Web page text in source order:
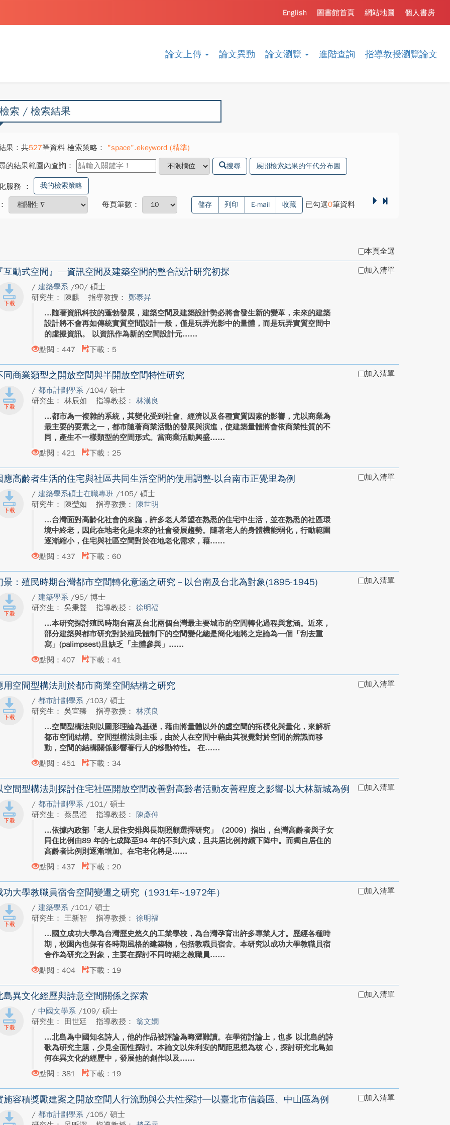
論文上傳 論文異動 論文瀏覽 進階查詢 指導教授瀏覽論文
個人書房
網站地圖
圖書館首頁
English
索 / 檢索結果
果：共527筆資料 檢索策略：
"space".ekeyword (精準)
的結果範圍內查詢：
搜尋 展開檢索結果的年代分布圖
服務 ： 我的檢索策略
每頁筆數： 儲存 列印 E-mail 收藏 已勾選0筆資料
本頁全選
互動式空間』—資訊空間及建築空間的整合設計研究初探
/建築學系 /90/ 碩士
研究生： 陳麒
指導教授：鄭泰昇
隨著資訊科技的蓬勃發展，建築空間及建築設計勢必將會發生新的變革，未來的建築
設計將不會再如傳統實質空間設計一般，僅是玩弄光影中的量體，而是玩弄實質空間中
的虛擬資訊。 以資訊作為新的空間設計元...
點閱：447
下載：5
加入清單
同商業類型之開放空間與半開放空間特性研究
/都市計劃學系 /104/ 碩士
研究生： 林辰如
指導教授：林漢良
都市為一複雜的系統，其變化受到社會、經濟以及各種實質因素的影響，尤以商業為
最主要的要素之一，都市隨著商業活動的發展與演進，使建築量體將會依商業性質的不
同，產生不一樣類型的空間形式。當商業活動興盛...
點閱：421
下載：25
加入清單
應高齡者生活的住宅與社區共同生活空間的使用調整-以台南市正覺里為例
/建築學系碩士在職專班 /105/ 碩士
研究生： 陳瑩如
指導教授： 陳世明
台灣面對高齡化社會的來臨，許多老人希望在熟悉的住宅中生活，並在熟悉的社區環
境中終老，因此在地老化是未來的社會發展趨勢。隨著老人的身體機能弱化，行動範圍
逐漸縮小，住宅與社區空間對於在地老化需求，藉...
點閱：437
下載：60
加入清單
景：殖民時期台灣都市空間轉化意涵之研究－以台南及台北為對象(1895-1945)
/建築學系 /95/ 博士
研究生： 吳秉聲
指導教授：徐明福
本研究探討殖民時期台南及台北兩個台灣最主要城市的空間轉化過程與意涵。近來，
部分建築與都市研究對於殖民體制下的空間變化總是簡化地將之定論為一個「刮去重
寫」(palimpsest)且缺乏「主體參與」...
點閱：407
下載：41
加入清單
用空間型構法則於都市商業空間結構之研究
/都市計劃學系 /103/ 碩士
研究生： 吳宜臻
指導教授：林漢良
空間型構法則以圖形理論為基礎，藉由將量體以外的虛空間的拓樸化與量化，來解析
都市空間結構。空間型構法則主張，由於人在空間中藉由其視覺對於空間的辨識而移
動，空間的結構關係影響著行人的移動特性。 在...
點閱：451
下載：34
加入清單
空間型構法則探討住宅社區開放空間改善對高齡者活動友善程度之影響-以大林新城為例
/都市計劃學系 /101/ 碩士
研究生： 蔡昆澄
指導教授： 陳彥仲
依據內政部「老人居住安排與長期照顧選擇研究」（2009）指出，台灣高齡者與子女
同住比例由89 年的七成降至94 年的不到六成，且共居比例持續下降中。而獨自居住的
高齡者比例則逐漸增加。在宅老化將是...
點閱：437
下載：20
加入清單
功大學教職員宿舍空間變遷之研究（1931年~1972年）
/建築學系 /101/ 碩士
研究生： 王新智
指導教授：徐明福
國立成功大學為台灣歷史悠久的工業學校，為台灣孕育出許多專業人才。歷經各種時
期，校園內也保有各時期風格的建築物，包括教職員宿舍。本研究以成功大學教職員宿
舍作為研究之對象，主要在探討不同時期之教職員...
點閱：404
下載：19
加入清單
島異文化經歷與詩意空間關係之探索
/中國文學系 /109/ 碩士
研究生： 田世廷
指導教授：翁文嫻
北島為中國知名詩人，他的作品被評論為晦澀難讀。在學術討論上，也多 以北島的詩
歌為研究主題，少見全面性探討。本論文以朱利安的間距思想為核 心，探討研究北島如
何在異文化的經歷中，發展他的創作以及...
點閱：381
下載：19
加入清單
施容積獎勵建案之開放空間人行流動與公共性探討—以臺北市信義區、中山區為例
/都市計劃學系 /105/ 碩士
加入清單